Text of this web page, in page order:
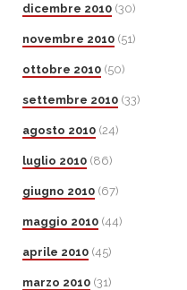
dicembre 2010 (30)
novembre 2010 (51)
ottobre 2010 (50)
settembre 2010 (33)
agosto 2010 (24)
luglio 2010 (86)
giugno 2010 (67)
maggio 2010 (44)
aprile 2010 (45)
marzo 2010 (31)